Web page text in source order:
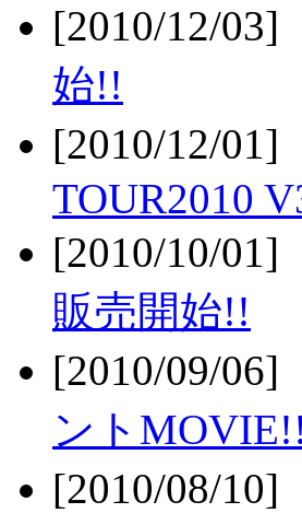
[2010/12/03]
始!!
[2010/12/01]
TOUR2010
[2010/10/01]
販売開始!!
[2010/09/06]
ントMOVIE!!
[2010/08/10]